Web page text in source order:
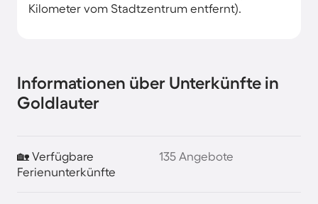
Kilometer vom Stadtzentrum entfernt).
Informationen über Unterkünfte in
Goldlauter
🏡 Verfügbare
Ferienunterkünfte
135 Angebote